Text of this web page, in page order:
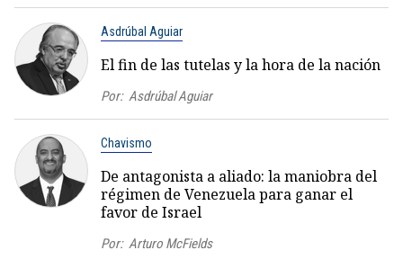
Asdrúbal Aguiar
El fin de las tutelas y la hora de la nación
Por: Asdrúbal Aguiar
Chavismo
De antagonista a aliado: la maniobra del
régimen de Venezuela para ganar el
favor de Israel
Por: Arturo McFields